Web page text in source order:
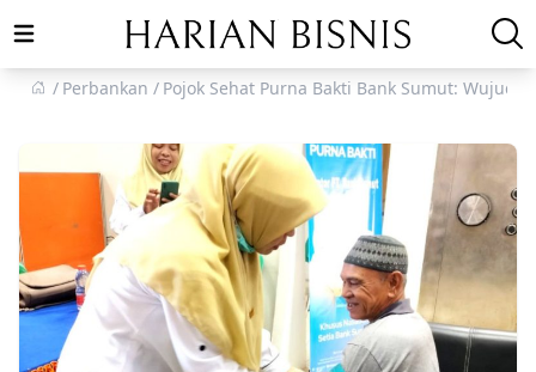
Open main menu
Perbankan
Pojok Sehat Purna Bakti Bank Sumut: Wujud